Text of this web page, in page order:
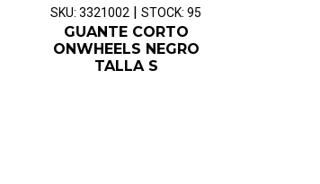
SKU: 3321002 | STOCK: 95
GUANTE CORTO
ONWHEELS NEGRO
TALLA S